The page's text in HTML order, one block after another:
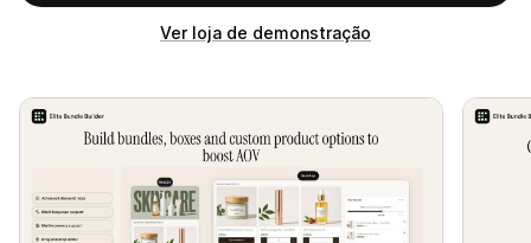
Ver loja de demonstração